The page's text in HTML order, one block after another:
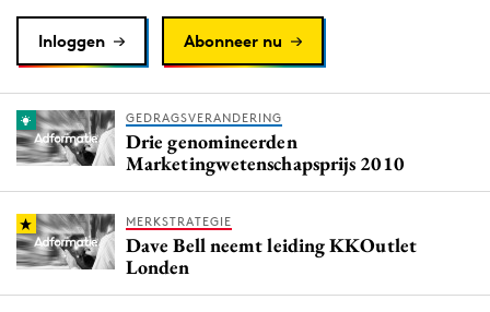
Reputatie & crisis
Inloggen Abonneer nu
GEDRAGSVERANDERING
Drie genomineerden
Marketingwetenschapsprijs 2010
MERKSTRATEGIE
Dave Bell neemt leiding KKOutlet
Londen